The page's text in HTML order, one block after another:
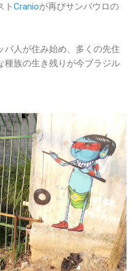
ト Cranioが再びサンパウロの
パ人が住み始め、多くの先住
種族の生き残りが今ブラジル